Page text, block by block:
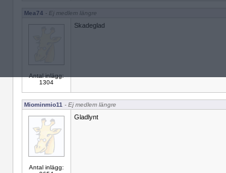
Mea74 - Ej medlem längre
Antal inlägg:
1304
Skadeglad
Miominmio11 - Ej medlem längre
Antal inlägg:
Gladlynt